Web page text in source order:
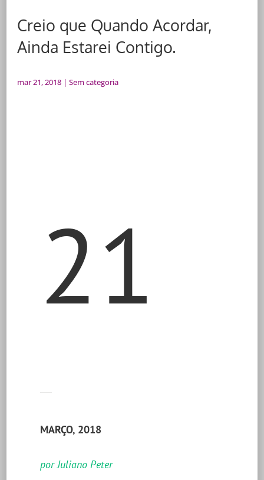
Creio que Quando Acordar,
Ainda Estarei Contigo.
mar 21, 2018 |Sem categoria
21
MARÇO, 2018
por Juliano Peter